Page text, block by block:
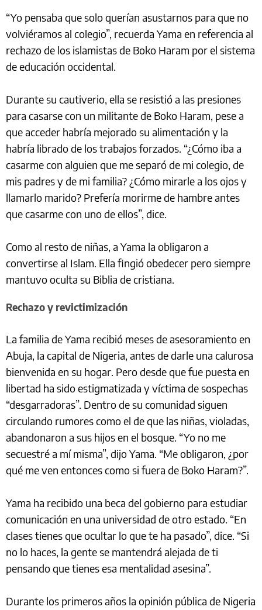
“Yo pensaba que solo querían asustarnos para que no
volviéramos al colegio”, recuerda Yama en referencia al
rechazo de los islamistas de Boko Haram por el sistema
de educación occidental.
Durante su cautiverio, ella se resistió a las presiones
para casarse con un militante de Boko Haram, pese a
que acceder habría mejorado su alimentación y la
habría librado de los trabajos forzados. “¿Cómo iba a
casarme con alguien que me separó de mi colegio, de
mis padres y de mi familia? ¿Cómo mirarle a los ojos y
llamarlo marido? Prefería morirme de hambre antes
que casarme con uno de ellos”, dice.
Como al resto de niñas, a Yama la obligaron a
convertirse al Islam. Ella fingió obedecer pero siempre
mantuvo oculta su Biblia de cristiana.
Rechazo y revictimización
La familia de Yama recibió meses de asesoramiento en
Abuja, la capital de Nigeria, antes de darle una calurosa
bienvenida en su hogar. Pero desde que fue puesta en
libertad ha sido estigmatizada y víctima de sospechas
“desgarradoras”. Dentro de su comunidad siguen
circulando rumores como el de que las niñas, violadas,
abandonaron a sus hijos en el bosque. “Yo no me
secuestré a mí misma”, dijo Yama. “Me obligaron, ¿por
qué me ven entonces como si fuera de Boko Haram?”.
Yama ha recibido una beca del gobierno para estudiar
comunicación en una universidad de otro estado. “En
clases tienes que ocultar lo que te ha pasado”, dice. “Si
no lo haces, la gente se mantendrá alejada de ti
pensando que tienes esa mentalidad asesina”.
Durante los primeros años la opinión pública de Nigeria